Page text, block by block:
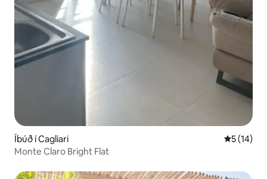
Íbúð í Cagliari 5 af 5 í
5 (14)
Monte Claro Bright Flat